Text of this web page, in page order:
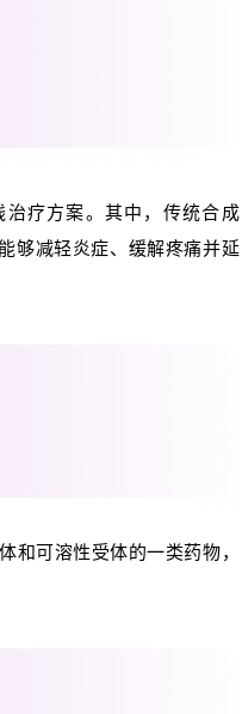
疗方案。其中，传统合成
够减轻炎症、缓解疼痛并延
和可溶性受体的一类药物，